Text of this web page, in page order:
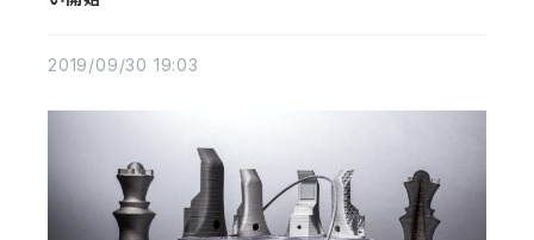
2019/09/30 19:03